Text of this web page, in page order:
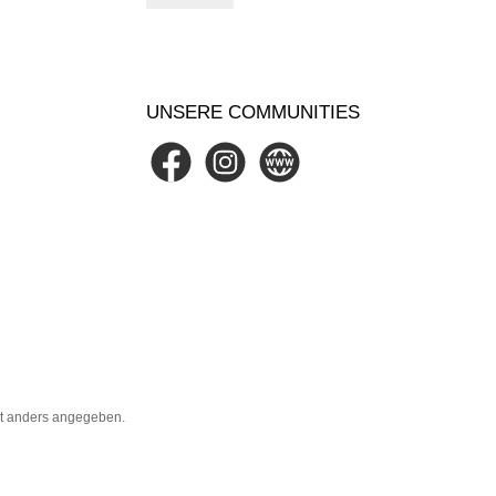
UNSERE COMMUNITIES
FacebookInstagramWebsite
anders angegeben.